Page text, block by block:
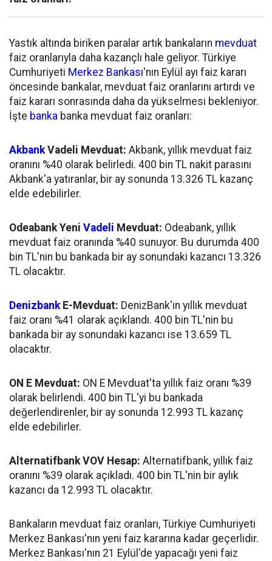
Yastık altında biriken paralar artık bankaların mevduat
faiz oranlarıyla daha kazançlı hale geliyor. Türkiye
Cumhuriyeti Merkez Bankası'nın Eylül ayı faiz kararı
öncesinde bankalar, mevduat faiz oranlarını artırdı ve
faiz kararı sonrasında daha da yükselmesi bekleniyor.
İşte banka banka mevduat faiz oranları:
AkbankVadeli Mevduat: Akbank, yıllık mevduat faiz
oranını %40 olarak belirledi. 400 bin TL nakit parasını
Akbank'a yatıranlar, bir ay sonunda 13.326 TL kazanç
elde edebilirler.
Odeabank Yeni Vadeli Mevduat: Odeabank, yıllık
mevduat faiz oranında %40 sunuyor. Bu durumda 400
bin TL'nin bu bankada bir ay sonundaki kazancı 13.326
TL olacaktır.
DenizbankE-Mevduat: DenizBank'ın yıllık mevduat
faiz oranı %41 olarak açıklandı. 400 bin TL'nin bu
bankada bir ay sonundaki kazancı ise 13.659 TL
olacaktır.
ON E Mevduat: ON E Mevduat'ta yıllık faiz oranı %39
olarak belirlendi. 400 bin TL'yi bu bankada
değerlendirenler, bir ay sonunda 12.993 TL kazanç
elde edebilirler.
Alternatifbank VOV Hesap: Alternatifbank, yıllık faiz
oranını %39 olarak açıkladı. 400 bin TL'nin bir aylık
kazancı da 12.993 TL olacaktır.
Bankaların mevduat faiz oranları, Türkiye Cumhuriyeti
Merkez Bankası'nın yeni faiz kararına kadar geçerlidir.
Merkez Bankası'nın 21 Eylül'de yapacağı yeni faiz